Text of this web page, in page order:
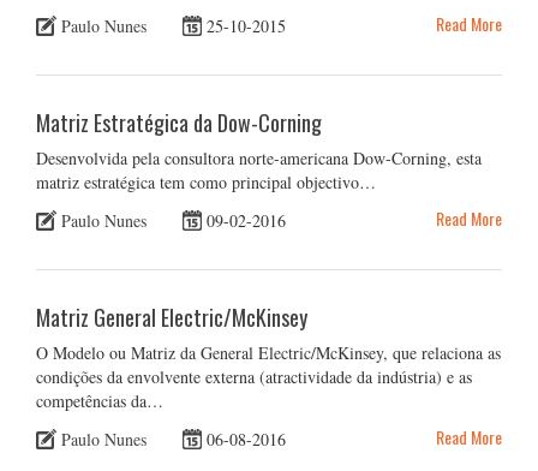
Paulo Nunes
25-10-2015 Read More
Matriz Estratégica da Dow-Corning
Desenvolvida pela consultora norte-americana Dow-Corning, esta
matriz estratégica tem como principal objectivo…
Paulo Nunes
09-02-2016 Read More
Matriz General Electric/McKinsey
O Modelo ou Matriz da General Electric/McKinsey, que relaciona as
condições da envolvente externa (atractividade da indústria) e as
competências da…
Paulo Nunes
06-08-2016 Read More